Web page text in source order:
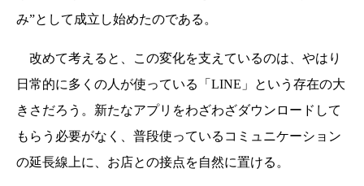
み”として成立し始めたのである。
改めて考えると、この変化を支えているのは、やはり
日常的に多くの人が使っている「LINE」という存在の大
きさだろう。新たなアプリをわざわざダウンロードして
もらう必要がなく、普段使っているコミュニケーション
の延長線上に、お店との接点を自然に置ける。